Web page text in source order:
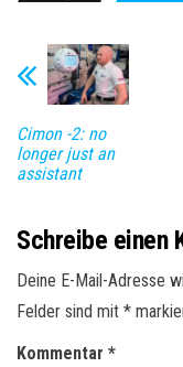
Cimon -2: no
longer just an
assistant
Schreibe einen
Deine E-Mail-Adresse
Felder sind mit *
Kommentar *